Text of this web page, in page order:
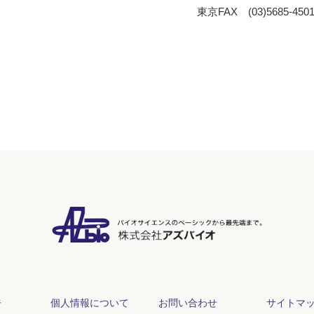
東京FAX (03)5685-4501
個人情報について お問い合わせ サイトマ